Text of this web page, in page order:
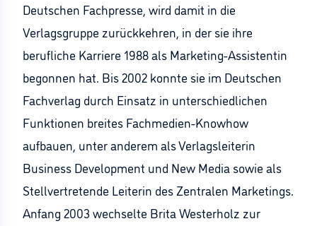
Deutschen Fachpresse, wird damit in die
Verlagsgruppe zurückkehren, in der sie ihre
berufliche Karriere 1988 als Marketing-Assistentin
begonnen hat. Bis 2002 konnte sie im Deutschen
Fachverlag durch Einsatz in unterschiedlichen
Funktionen breites Fachmedien-Knowhow
aufbauen, unter anderem als Verlagsleiterin
Business Development und New Media sowie als
Stellvertretende Leiterin des Zentralen Marketings.
Anfang 2003 wechselte Brita Westerholz zur